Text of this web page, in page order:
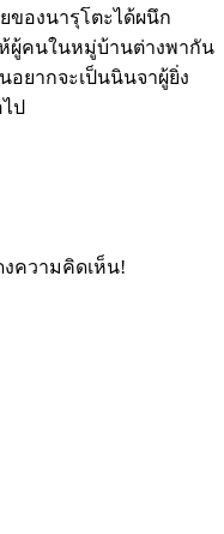
ของนารุโตะได้ผนึก
ห้ผู้คนในหมู่บ้านต่างพากัน
อยากจะเป็นนินจาผู้ยิ่ง
ป
ความคิดเห็น!